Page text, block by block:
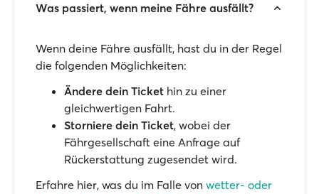
Was passiert, wenn meine Fähre ausfällt?
Wenn deine Fähre ausfällt, hast du in der Regel
die folgenden Möglichkeiten:
Ändere dein Ticket hin zu einer
gleichwertigen Fahrt.
Storniere dein Ticket, wobei der
Fährgesellschaft eine Anfrage auf
Rückerstattung zugesendet wird.
Erfahre hier, was du im Falle von wetter- oder